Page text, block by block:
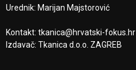
Urednik: Marijan Majstorović
Kontakt: tkanica@hrvatski-fokus.hr
Izdavač: Tkanica d.o.o. ZAGREB